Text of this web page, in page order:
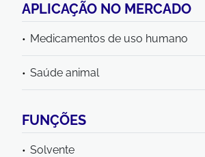
APLICAÇÃO NO MERCADO
Medicamentos de uso humano
Saúde animal
FUNÇÕES
Solvente